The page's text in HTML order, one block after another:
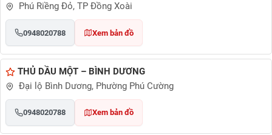
Phú Riềng Đỏ, TP Đồng Xoài
0948020788 Xem bản đồ
THỦ DẦU MỘT – BÌNH DƯƠNG
Đại lộ Bình Dương, Phường Phú Cường
0948020788 Xem bản đồ